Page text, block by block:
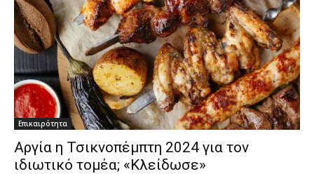
Επικαιρότητα
Αργία η Τσικνοπέμπτη 2024 για τον
ιδιωτικό τομέα; «Κλείδωσε»